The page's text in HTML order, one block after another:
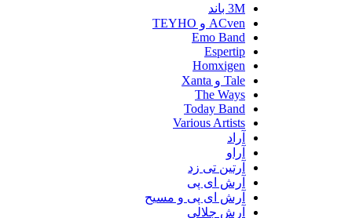
3M باند
ACven و TEYHO
Emo Band
Espertip
Homxigen
Tale و Xanta
The Ways
Today Band
Various Artists
آراد
آراو
آرتین تی زد
آرش ای پی
آرش ای پی و مسیح
آرش جلالی